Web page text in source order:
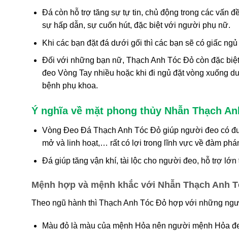
Đá còn hỗ trợ tăng sự tự tin, chủ động trong các vấn
sự hấp dẫn, sự cuốn hút, đặc biệt với người phụ nữ.
Khi các bạn đặt đá dưới gối thì các bạn sẽ có giấc
Đối với những bạn nữ, Thạch Anh Tóc Đỏ còn đặc
đeo Vòng Tay nhiều hoặc khi đi ngủ đặt vòng xuống
bệnh phụ khoa.
Ý nghĩa về mặt phong thủy Nhẫn Thạch
Vòng Đeo Đá Thạch Anh Tóc Đỏ giúp người đeo có
mở và linh hoạt,… rất có lợi trong lĩnh vực về đàm
Đá giúp tăng vận khí, tài lộc cho người đeo, hỗ trợ
Mệnh hợp và mệnh khắc với Nhẫn Thạch Anh
Theo ngũ hành thì Thạch Anh Tóc Đỏ hợp với những
Màu đỏ là màu của mệnh Hỏa nên người mệnh Hỏa